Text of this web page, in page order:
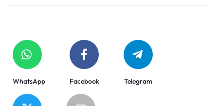
WhatsApp Facebook Telegram